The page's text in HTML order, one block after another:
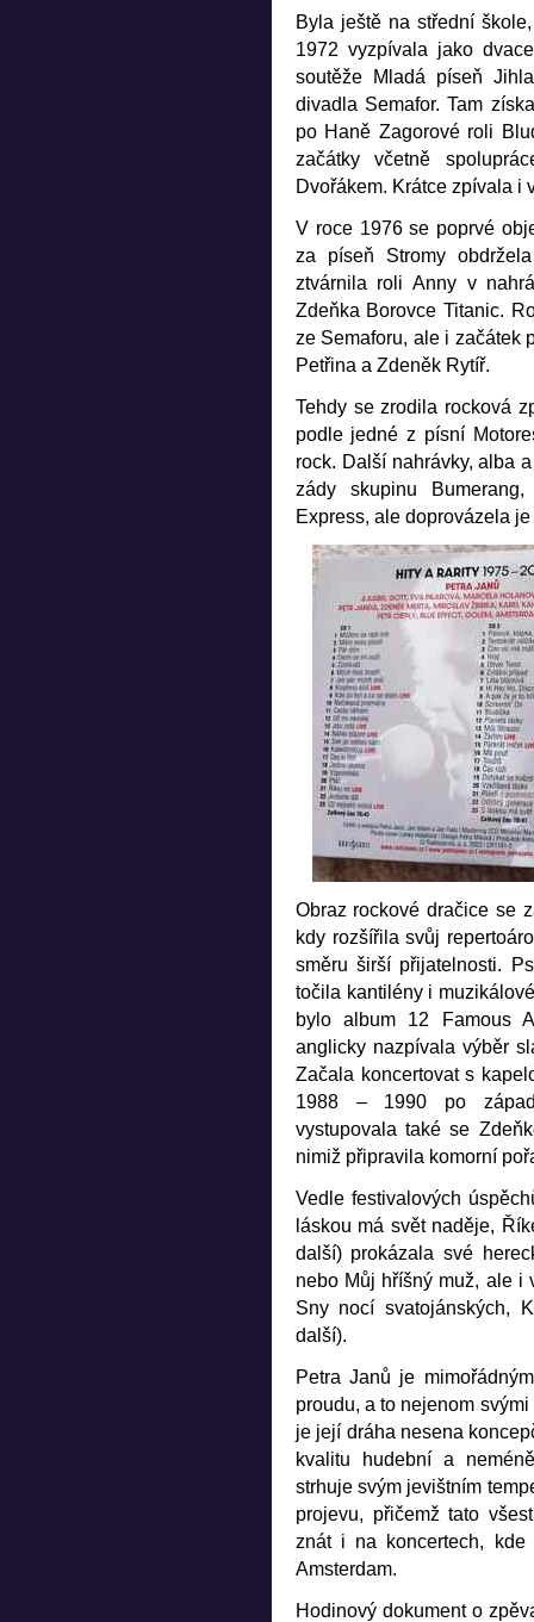
Byla ještě na střední
1972 vyzpívala jako
soutěže Mladá píseň
divadla Semafor. Tam
po Haně Zagorové roli
začátky včetně
Dvořákem. Krátce zpívala i
V roce 1976 se poprvé
za píseň Stromy
ztvárnila roli Anny v
Zdeňka Borovce Titanic.
ze Semaforu, ale i začátek
Petřina a Zdeněk Rytíř.
Tehdy se zrodila rocková
podle jedné z písní
rock. Další nahrávky, alba
zády skupinu
Express, ale doprovázela
Obraz rockové dračice se
kdy rozšířila svůj
směru širší přijatelnosti.
točila kantilény i
bylo album 12 Famous
anglicky nazpívala výběr
Začala koncertovat s
1988 – 1990 po
vystupovala také se
nimiž připravila komorní
Vedle festivalových
láskou má svět naděje,
další) prokázala své
nebo Můj hříšný muž, ale i
Sny nocí svatojánských,
další).
Petra Janů je
proudu, a to nejenom
je její dráha nesena
kvalitu hudební a
strhuje svým jevištním
projevu, přičemž tato
znát i na koncertech,
Amsterdam.
Hodinový dokument o